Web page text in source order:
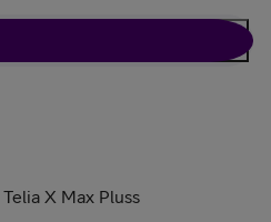
Telia X Max Pluss